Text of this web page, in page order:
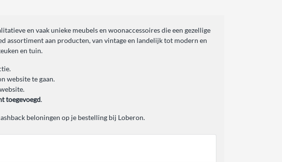
en vaak unieke meubels en woonaccessoires die een gezellige
assortiment aan producten, van vintage en landelijk tot modern en
en tuin.
website te gaan.
toegevoegd.
beloningen op je bestelling bij Loberon.